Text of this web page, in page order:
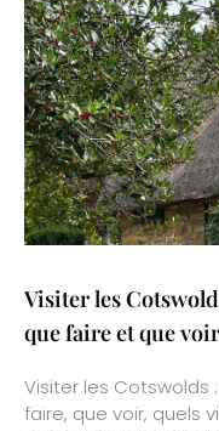
Visiter les
que faire et que voir
Visiter les Cotswolds
faire, que voir, quels